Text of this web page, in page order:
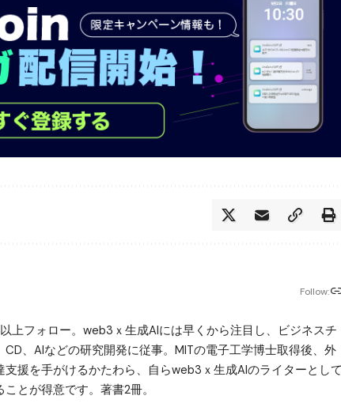
Follow:
フォロー。web3ｘ生成AIには早くから注目し、ビジネスチ
、AIなどの研究開発に従事。MITの電子工学博士取得後、外
援を手がけるかたわら、自らweb3ｘ生成AIのライターとし
とが得意です。著書2冊。